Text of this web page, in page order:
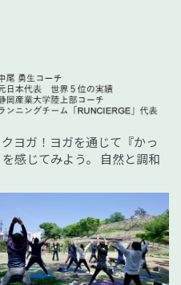
ヨガ！ヨガを通じて『かっ
感じてみよう。 自然と調和